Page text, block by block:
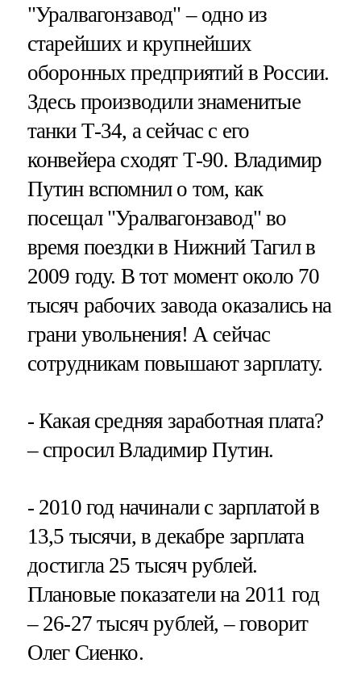
"Уралвагонзавод" – одно из
старейших и крупнейших
оборонных предприятий в России.
Здесь производили знаменитые
танки Т-34, а сейчас с его
конвейера сходят Т-90. Владимир
Путин вспомнил о том, как
посещал "Уралвагонзавод" во
время поездки в Нижний Тагил в
2009 году. В тот момент около 70
тысяч рабочих завода оказались на
грани увольнения! А сейчас
сотрудникам повышают зарплату.
- Какая средняя заработная плата?
– спросил Владимир Путин.
- 2010 год начинали с зарплатой в
13,5 тысячи, в декабре зарплата
достигла 25 тысяч рублей.
Плановые показатели на 2011 год
– 26-27 тысяч рублей, – говорит
Олег Сиенко.